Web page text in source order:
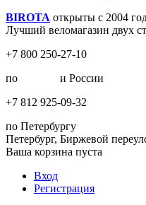
BIROTA открыты с 2004
Лучший веломагазин двух
+7 800 250-27-10
по
и России
+7 812 925-09-32
по Петербургу
Петербург, Биржевой
Ваша корзина пуста
Вход
Регистрация